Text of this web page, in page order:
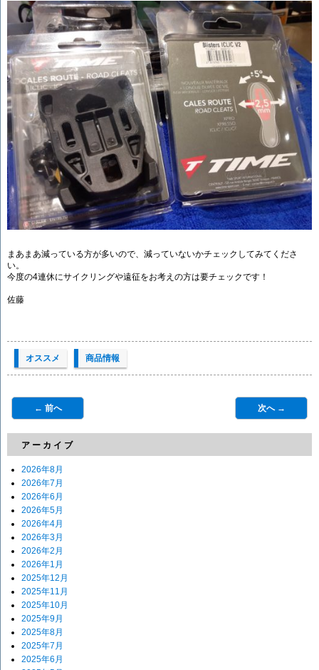
まあまあ減っている方が多いので、減っていないかチェックしてみてくださ
い。
今度の4連休にサイクリングや遠征をお考えの方は要チェックです！
佐藤
オススメ 商品情報
← 前へ 次へ →
アーカイブ
2026年8月
2026年7月
2026年6月
2026年5月
2026年4月
2026年3月
2026年2月
2026年1月
2025年12月
2025年11月
2025年10月
2025年9月
2025年8月
2025年7月
2025年6月